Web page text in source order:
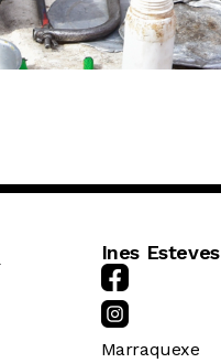
Ines Esteves
Marraquexe